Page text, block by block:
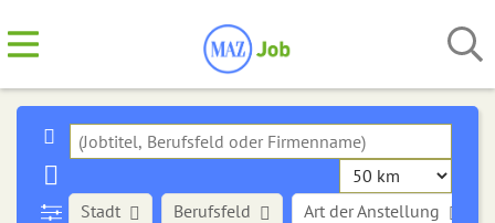
Stadt Art der Anstellung
Berufsfeld